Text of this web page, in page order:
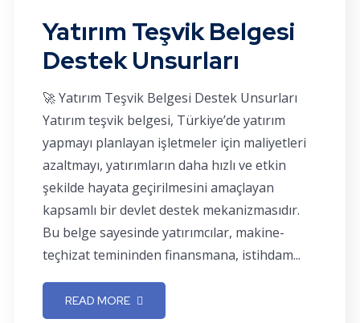
Yatırım Teşvik Belgesi
Destek Unsurları
🚀 Yatırım Teşvik Belgesi Destek Unsurları
Yatırım teşvik belgesi, Türkiye’de yatırım
yapmayı planlayan işletmeler için maliyetleri
azaltmayı, yatırımların daha hızlı ve etkin
şekilde hayata geçirilmesini amaçlayan
kapsamlı bir devlet destek mekanizmasıdır.
Bu belge sayesinde yatırımcılar, makine-
teçhizat temininden finansmana, istihdam...
READ MORE